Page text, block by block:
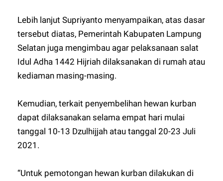
Lebih lanjut Supriyanto menyampaikan, atas dasar
tersebut diatas, Pemerintah Kabupaten Lampung
Selatan juga mengimbau agar pelaksanaan salat
Idul Adha 1442 Hijriah dilaksanakan di rumah atau
kediaman masing-masing.
Kemudian, terkait penyembelihan hewan kurban
dapat dilaksanakan selama empat hari mulai
tanggal 10-13 Dzulhijjah atau tanggal 20-23 Juli
2021.
“Untuk pemotongan hewan kurban dilakukan di